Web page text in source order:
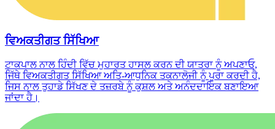
ਵਿਅਕਤੀਗਤ ਸਿੱਖਿਆ
ਟਾਕਪਾਲ ਨਾਲ ਹਿੰਦੀ ਵਿੱਚ ਮੁਹਾਰਤ ਹਾਸਲ ਕਰਨ ਦੀ ਯਾਤਰਾ ਨੂੰ ਅਪਣਾਓ,
ਜਿੱਥੇ ਵਿਅਕਤੀਗਤ ਸਿੱਖਿਆ ਅਤਿ-ਆਧੁਨਿਕ ਤਕਨਾਲੋਜੀ ਨੂੰ ਪੂਰਾ ਕਰਦੀ ਹੈ,
ਜਿਸ ਨਾਲ ਤੁਹਾਡੇ ਸਿੱਖਣ ਦੇ ਤਜ਼ਰਬੇ ਨੂੰ ਕੁਸ਼ਲ ਅਤੇ ਅਨੰਦਦਾਇਕ ਬਣਾਇਆ
ਜਾਂਦਾ ਹੈ।